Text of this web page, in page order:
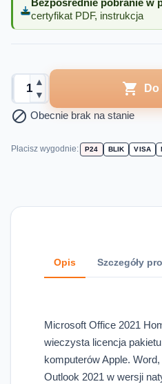
Bezpośrednie pobranie w
certyfikat PDF, instrukcja
▲
▼

 Obecnie brak na stanie
Płacisz wygodnie: P24 BLIK VISA
Opis Szczegóły
Microsoft Office 2021
wieczysta licencja
komputerów Apple.
Outlook 2021 w wersji